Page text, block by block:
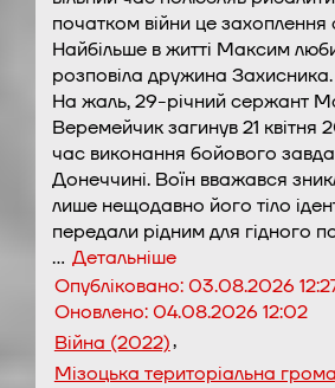
початком війни це захоплення
Найбільше в житті Максим
розповіла дружина Захисника.
На жаль, 29-річний сержант
Веремейчик загинув 21 квітня
час виконання бойового
Донеччині. Воїн вважався
лише нещодавно його тіло
передали рідним для гідного
… Детальніше
Опубліковано:03.08.2026
Оновлено:04.08.2026 12:02
Війна (2022),
Мізоцька територіальна